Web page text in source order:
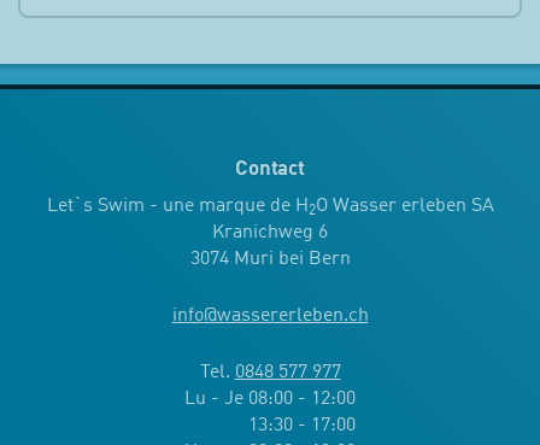
Contact
Let`s Swim - une marque de H2O Wasser erleben SA
Kranichweg 6
3074 Muri bei Bern
info@wassererleben.ch
Tel. 0848 577 977
Lu - Je 08:00 - 12:00
13:30 - 17:00